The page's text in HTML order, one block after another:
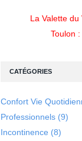
CATÉGORIES
Confort Vie
Professionnels (9)
Incontinence (8)
La Valette
Toulon